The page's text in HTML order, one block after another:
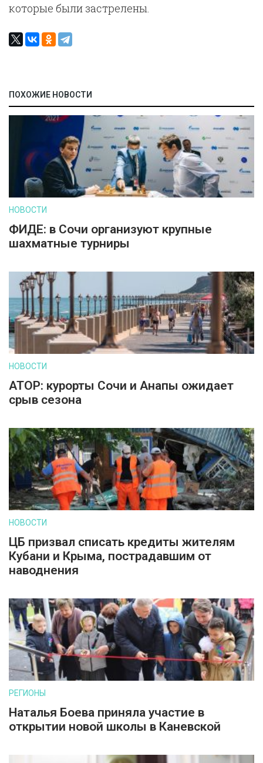
которые были застрелены.
ПОХОЖИЕ НОВОСТИ
НОВОСТИ
ФИДЕ: в Сочи организуют крупные
шахматные турниры
НОВОСТИ
АТОР: курорты Сочи и Анапы ожидает
срыв сезона
НОВОСТИ
ЦБ призвал списать кредиты жителям
Кубани и Крыма, пострадавшим от
наводнения
РЕГИОНЫ
Наталья Боева приняла участие в
открытии новой школы в Каневской